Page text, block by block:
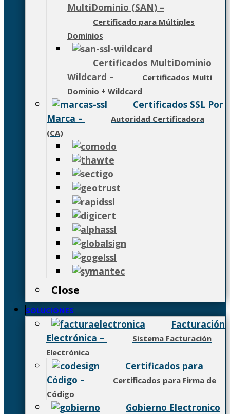
MultiDominio (SAN) –
Certificado para Múltiples
Dominios
Certificados MultiDominio
Wildcard –
Certificados Multi
Dominio + Wildcard
Certificados SSL Por
Marca –
Autoridad Certificadora
(CA)
Close
SOLUCIONES
Facturación
Electrónica –
Sistema Facturación
Electrónica
Certificados para
Código –
Certificados para Firma de
Código
Gobierno Electronico